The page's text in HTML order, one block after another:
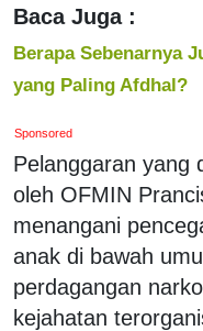
Baca Juga :
Berapa Sebenarnya
yang Paling Afdhal?
Sponsored
Pelanggaran yang
oleh OFMIN
menangani
anak di bawah
perdagangan
kejahatan